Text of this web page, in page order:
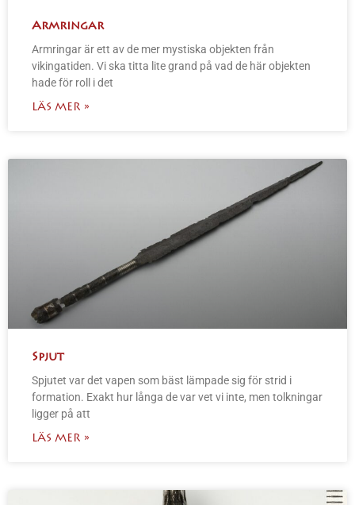
Armringar
Armringar är ett av de mer mystiska objekten från
vikingatiden. Vi ska titta lite grand på vad de här objekten
hade för roll i det
LÄS MER »
Spjut
Spjutet var det vapen som bäst lämpade sig för strid i
formation. Exakt hur långa de var vet vi inte, men tolkningar
ligger på att
LÄS MER »